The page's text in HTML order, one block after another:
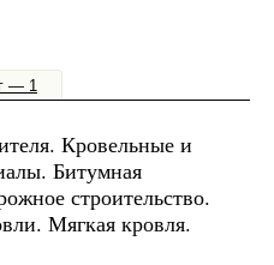
— 1
Кровельные и
Битумная
строительство.
Мягкая кровля.